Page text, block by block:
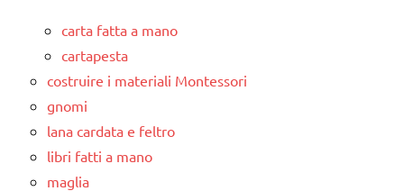
carta fatta a mano
cartapesta
costruire i materiali Montessori
gnomi
lana cardata e feltro
libri fatti a mano
maglia